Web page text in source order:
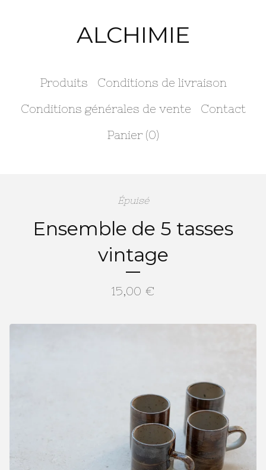
ALCHIMIE
Produits
Conditions de livraison
Conditions générales de vente
Contact
Panier (0)
Épuisé
Ensemble de 5 tasses
vintage
15,00 €